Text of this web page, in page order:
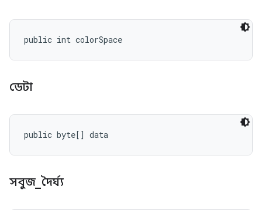
public int colorSpace
ডেটা
public byte[] data
সবুজ_ দৈর্ঘ্য